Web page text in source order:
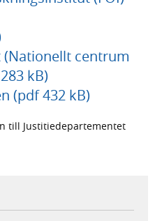
centrum
kB)
(pdf 432 kB)
till Justitiedepartementet